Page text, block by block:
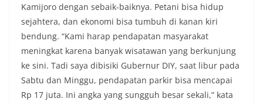
Kamijoro dengan sebaik-baiknya. Petani bisa hidup
sejahtera, dan ekonomi bisa tumbuh di kanan kiri
bendung. “Kami harap pendapatan masyarakat
meningkat karena banyak wisatawan yang berkunjung
ke sini. Tadi saya dibisiki Gubernur DIY, saat libur pada
Sabtu dan Minggu, pendapatan parkir bisa mencapai
Rp 17 juta. Ini angka yang sungguh besar sekali,” kata